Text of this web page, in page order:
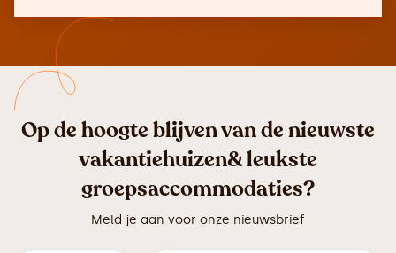
Op de hoogte blijven van de nieuwste
vakantiehuizen& leukste
groepsaccommodaties?
Meld je aan voor onze nieuwsbrief